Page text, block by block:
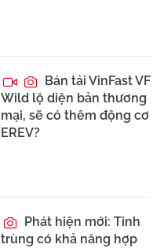
Bán tải VinFast VF
Wild lộ diện bản thương
mại, sẽ có thêm động cơ
EREV?
Phát hiện mới: Tinh
trùng có khả năng hợp